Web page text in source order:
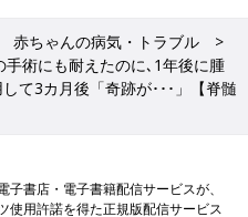
赤ちゃんの病気・トラブル
術にも耐えたのに､1年後に腫
て3カ月後「奇跡が･･･」【脊髄
子書店・電子書籍配信サービスが、
使用許諾を得た正規版配信サービス